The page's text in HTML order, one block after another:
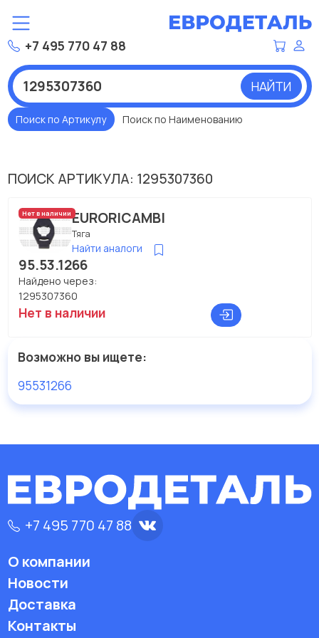
+7 495 770 47 88
НАЙТИ
Поиск по Артикулу Поиск по Наименованию
ПОИСК АРТИКУЛА: 1295307360
Нет в наличииEURORICAMBI
Тяга
Найти аналоги
95.53.1266
Найдено через:
1295307360
Нет в наличии
Возможно вы ищете:
95531266
+7 495 770 47 88
О компании
Новости
Доставка
Контакты